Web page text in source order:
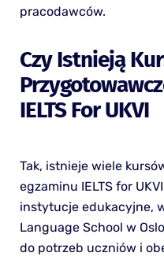
pracodawców.
Czy Istnieją
IELTS For UKVI
Tak, istnieje wiele
egzaminu IELTS for
instytucje edukacyjne,
Language School w
do potrzeb uczniów i